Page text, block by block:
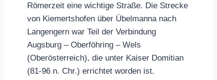
Römerzeit eine wichtige Straße. Die Strecke
von Kiemertshofen über Übelmanna nach
Langengern war Teil der Verbindung
Augsburg – Oberföhring – Wels
(Oberösterreich), die unter Kaiser Domitian
(81-96 n. Chr.) errichtet worden ist.